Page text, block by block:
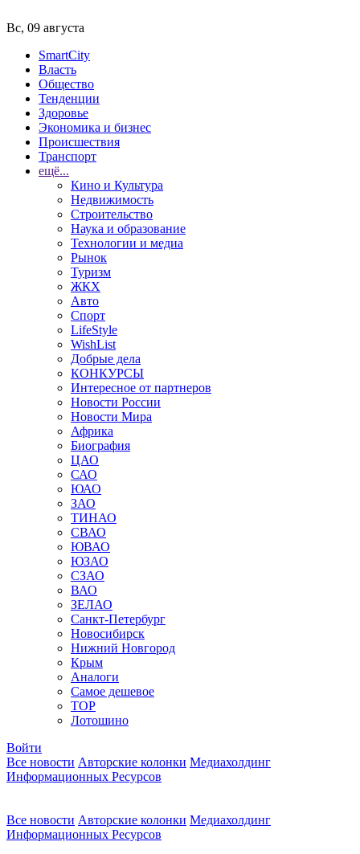
Вс, 09 августа
SmartCity
Власть
Общество
Тенденции
Здоровье
Экономика и бизнес
Происшествия
Транспорт
ещё...
Кино и Культура
Недвижимость
Строительство
Наука и образование
Технологии и медиа
Рынок
Туризм
ЖКХ
Авто
Спорт
LifeStyle
WishList
Добрые дела
КОНКУРСЫ
Интересное от партнеров
Новости России
Новости Мира
Африка
Биография
ЦАО
САО
ЮАО
ЗАО
ТИНАО
СВАО
ЮВАО
ЮЗАО
СЗАО
ВАО
ЗЕЛАО
Санкт-Петербург
Новосибирск
Нижний Новгород
Крым
Аналоги
Самое дешевое
TOP
Лотошино
Войти
Все новости Авторские колонки Медиахолдинг
Информационных Ресурсов
Все новости Авторские колонки Медиахолдинг
Информационных Ресурсов